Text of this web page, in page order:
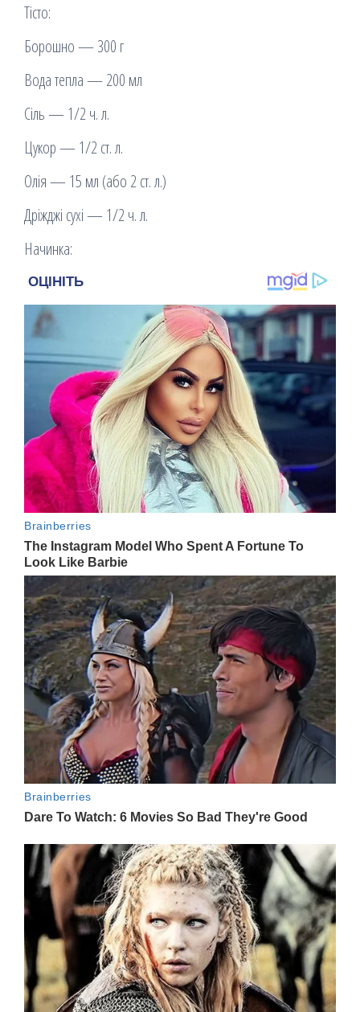
Тісто:
Борошно — 300 г
Вода тепла — 200 мл
Сіль — 1/2 ч. л.
Цукор — 1/2 ст. л.
Олія — 15 мл (або 2 ст. л.)
Дріжджі сухі — 1/2 ч. л.
Начинка: